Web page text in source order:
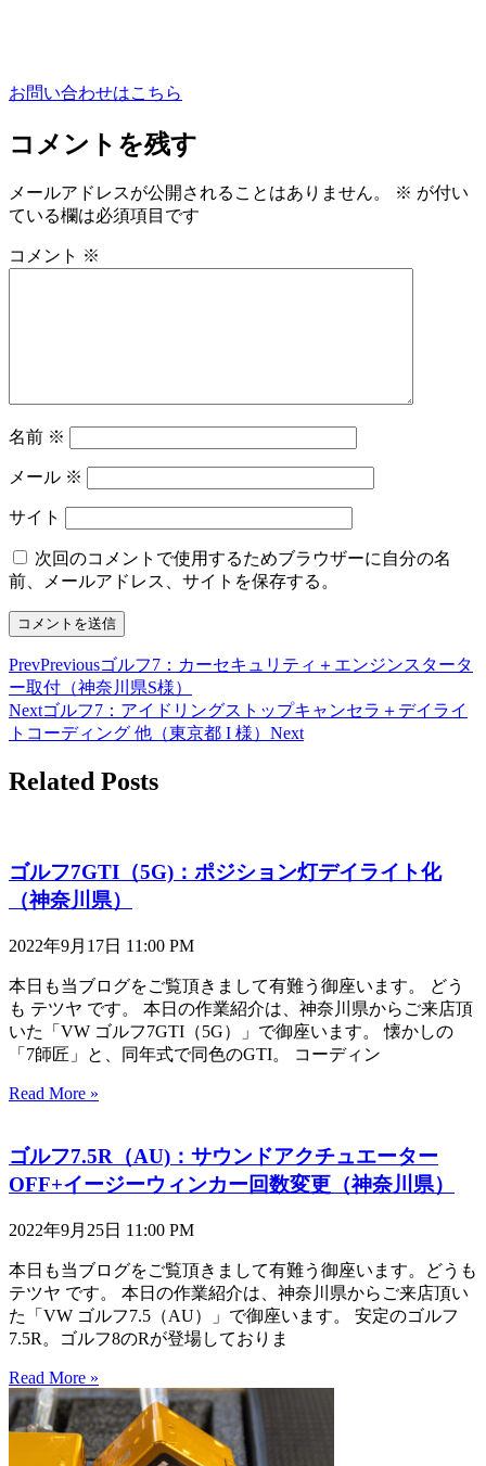
お問い合わせはこちら
コメントを残す
メールアドレスが公開されることはありません。 ※ が付い
ている欄は必須項目です
コメント ※
名前 ※
メール ※
サイト
次回のコメントで使用するためブラウザーに自分の名
前、メールアドレス、サイトを保存する。
PrevPreviousゴルフ7：カーセキュリティ＋エンジンスタータ
ー取付（神奈川県S様）
Nextゴルフ7：アイドリングストップキャンセラ＋デイライ
トコーディング 他（東京都 I 様） Next
Related Posts
ゴルフ7GTI（5G)：ポジション灯デイライト化
（神奈川県）
2022年9月17日 11:00 PM
本日も当ブログをご覧頂きまして有難う御座います。 どう
も テツヤ です。 本日の作業紹介は、神奈川県からご来店頂
いた「VW ゴルフ7GTI（5G）」で御座います。 懐かしの
「7師匠」と、同年式で同色のGTI。 コーディン
Read More »
ゴルフ7.5R（AU)：サウンドアクチュエーター
OFF+イージーウィンカー回数変更（神奈川県）
2022年9月25日 11:00 PM
本日も当ブログをご覧頂きまして有難う御座います。どうも
テツヤ です。 本日の作業紹介は、神奈川県からご来店頂い
た「VW ゴルフ7.5（AU）」で御座います。 安定のゴルフ
7.5R。ゴルフ8のRが登場しておりま
Read More »